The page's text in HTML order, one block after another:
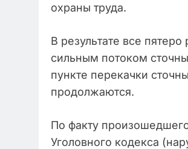
охраны труда.
В результате все
сильным потоком
пункте перекачки
продолжаются.
По факту
Уголовного кодекса